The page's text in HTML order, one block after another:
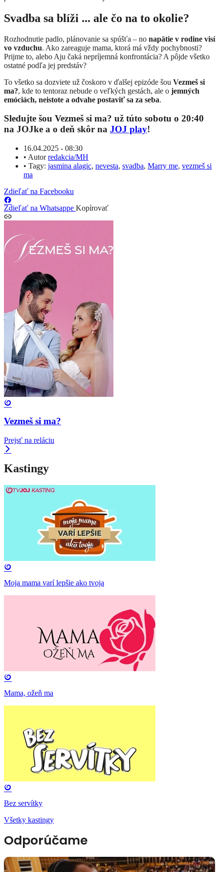
Svadba sa blíži ... ale čo na to okolie?
Rozhodnutie padlo, plánovanie sa spúšťa – no napätie v rodine visí
vo vzduchu. Ako zareaguje mama, ktorá má vždy pochybnosti?
Prijme to, alebo Aju čaká nepríjemná konfrontácia? A pôjde všetko
ostatné podľa jej predstáv?
To všetko sa dozviete už čoskoro v ďalšej epizóde šou Vezmeš si
ma?, kde to tentoraz nebude o veľkých gestách, ale o jemných
emóciách, neistote a odvahe postaviť sa za seba.
Sledujte šou Vezmeš si ma? už túto sobotu o 20:40
na JOJke a o deň skôr na JOJ play!
16.04.2025 - 08:30
• Autorredakcia/MH
• Tagy: jasmina alagic, nevesta, svadba, Marry me, vezmeš si
ma
Zdieľať na Facebooku
Zdieľať na Whatsappe Kopírovať
Vezmeš si ma?
Prejsť na reláciu
Kastingy
Moja mama varí lepšie ako tvoja
Mama, ožeň ma
Bez servítky
Všetky kastingy
Odporúčame